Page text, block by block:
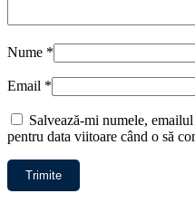
Nume *
Email *
Salvează-mi numele,
pentru data viitoare când o să